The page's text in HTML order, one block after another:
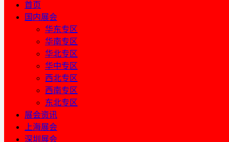
首页
国内展会
华东专区
华南专区
华北专区
华中专区
西北专区
西南专区
东北专区
展会资讯
上海展会
深圳展会